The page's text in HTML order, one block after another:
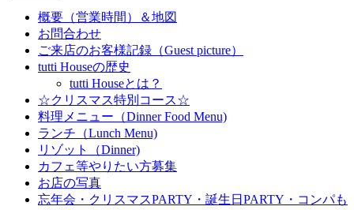
概要（営業時間）＆地図
お問合わせ
ご来店のお客様記録（Guest picture）
tutti Houseの歴史
tutti Houseとは？
☆クリスマス特別コース☆
料理メニュー（Dinner Food Menu)
ランチ（Lunch Menu)
リゾット（Dinner)
カフェ等やりたい方募集
お店の写真
忘年会・クリスマスPARTY・誕生日PARTY・コンパも